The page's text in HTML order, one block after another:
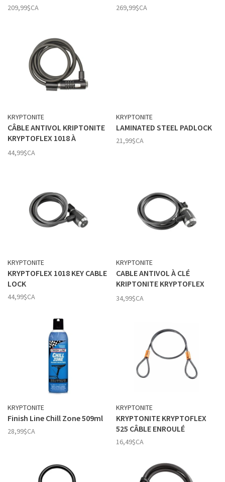
209,99$CA 269,99$CA
KRYPTONITE
CÂBLE ANTIVOL KRIPTONITE
KRYPTOFLEX 1018 À
COMBINAISON
44,99$CA
KRYPTONITE
LAMINATED STEEL PADLOCK
21,99$CA
KRYPTONITE
KRYPTOFLEX 1018 KEY CABLE
LOCK
44,99$CA
KRYPTONITE
CABLE ANTIVOL À CLÉ
KRIPTONITE KRYPTOFLEX
815
34,99$CA
KRYPTONITE
Finish Line Chill Zone 509ml
28,99$CA
KRYPTONITE
KRYPTONITE KRYPTOFLEX
525 CÂBLE ENROULÉ
16,49$CA